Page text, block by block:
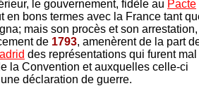
le gouvernement, fidèle au Pacte
en bons termes avec la France tant
mais son procès et son arrestation,
de 1793, amenèrent de la part
des représentations qui furent mal
la Convention et auxquelles celle-ci
déclaration de guerre.